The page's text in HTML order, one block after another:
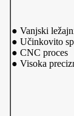
● Vanjski
● Učinkovito
● CNC proces
● Visoka